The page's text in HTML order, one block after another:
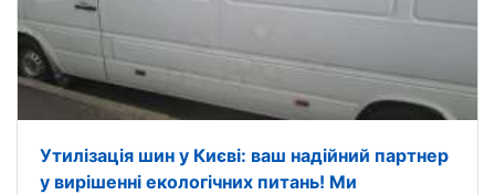
Утилізація шин у Києві: ваш надійний партнер
у вирішенні екологічних питань! Ми